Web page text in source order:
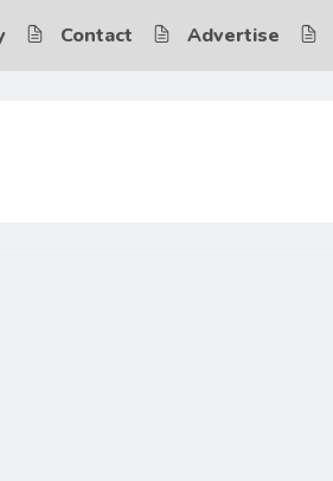
Contact Advertise